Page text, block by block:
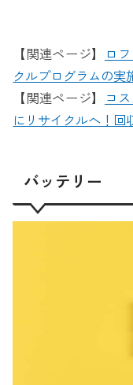
【関連ページ】
ロ
クルプログラムの実
【関連ページ】
コ
にリサイクルへ！回
バッテリー